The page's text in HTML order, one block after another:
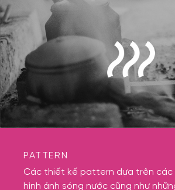
PATTERN
Các thiết kế pattern dựa trên các
hình ảnh sóng nước cũng như